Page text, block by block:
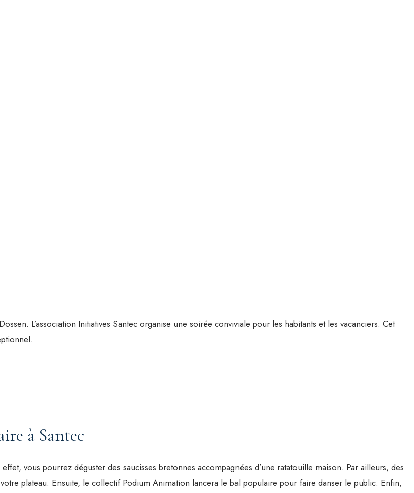
L’association Initiatives Santec organise une soirée conviviale pour les habitants et les vacanciers. Cet
à Santec
vous pourrez déguster des saucisses bretonnes accompagnées d’une ratatouille maison. Par ailleurs, des
plateau. Ensuite, le collectif Podium Animation lancera le bal populaire pour faire danser le public. Enfin,